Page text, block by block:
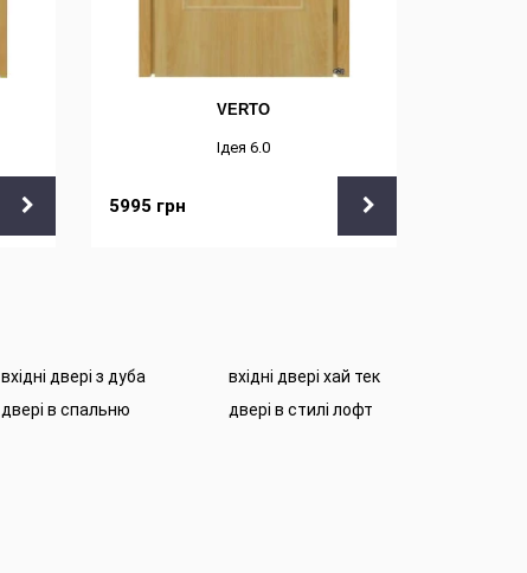
VERTO
Ідея 6.0
5995 грн
вхідні двері з дуба
вхідні двері хай тек
двері в спальню
двері в стилі лофт